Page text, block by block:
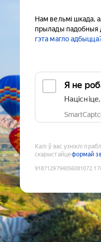
Нам вельмі шкада,
прылады падобныя
гэта магло
Я не
Калі ў вас узніклі
скарыстайцеформай
9187129794056081072: